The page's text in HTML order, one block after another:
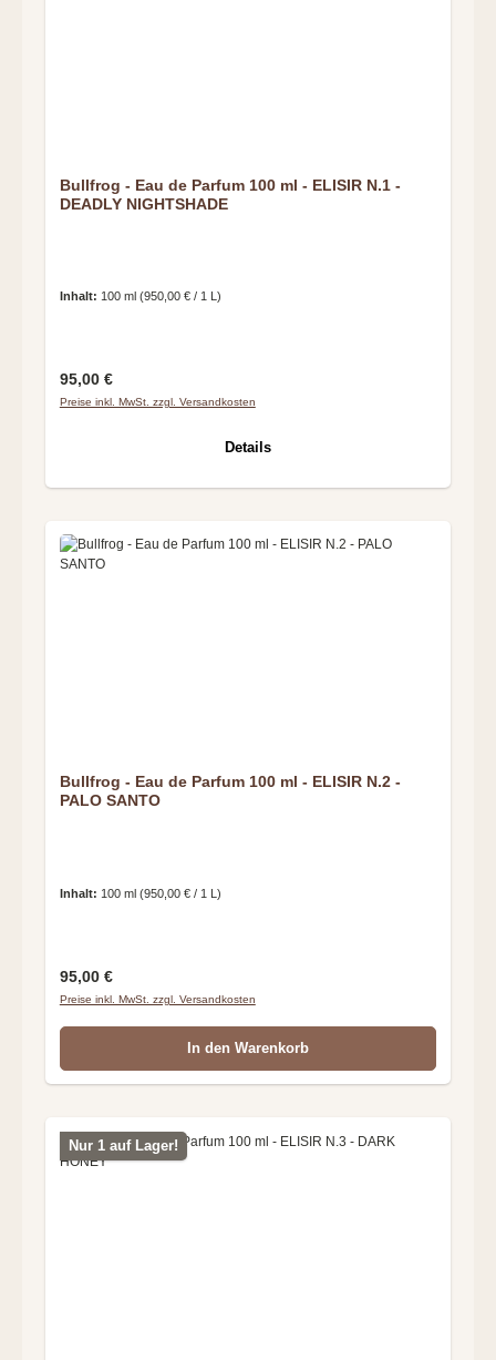
Bullfrog - Eau de Parfum 100 ml - ELISIR N.1 -
DEADLY NIGHTSHADE
Inhalt: 100 ml (950,00 € / 1 L)
Regulärer Preis:
95,00 €
Preise inkl. MwSt. zzgl. Versandkosten
Details
Bullfrog - Eau de Parfum 100 ml - ELISIR N.2 -
PALO SANTO
Inhalt: 100 ml (950,00 € / 1 L)
Regulärer Preis:
95,00 €
Preise inkl. MwSt. zzgl. Versandkosten
In den Warenkorb
Nur 1 auf Lager!